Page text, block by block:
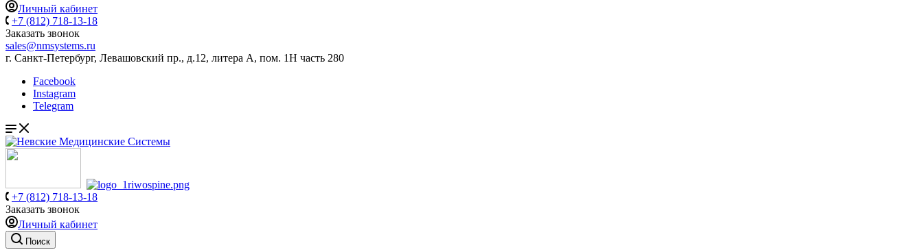
Личный кабинет
+7 (812) 718-13-18
Заказать звонок
sales@nmsystems.ru
г. Санкт-Петербург, Левашовский пр., д.12, литера А, пом. 1Н часть 280
Facebook
Instagram
Telegram
+7 (812) 718-13-18
Заказать звонок
Личный кабинет
Поиск